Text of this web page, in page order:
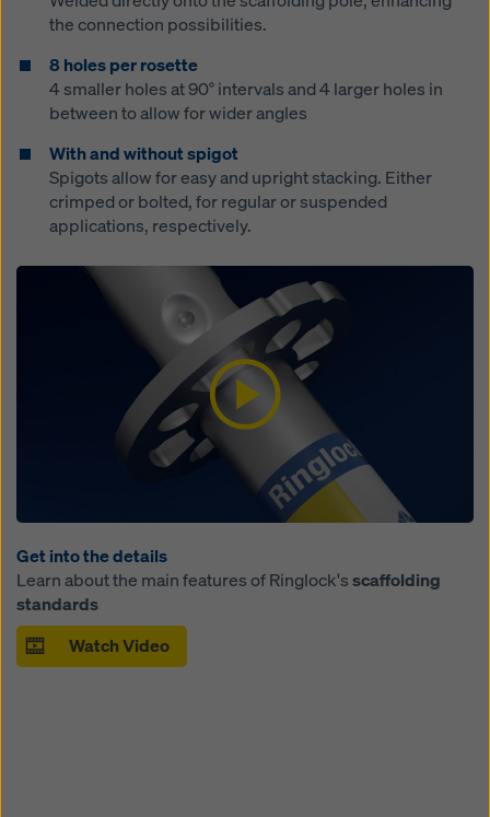
the connection possibilities.
8 holes per rosette
4 smaller holes at 90° intervals and 4 larger holes in
between to allow for wider angles
With and without spigot
Spigots allow for easy and upright stacking. Either
crimped or bolted, for regular or suspended
applications, respectively.
Open
Get into the details
Learn about the main features of Ringlock'sscaffolding
standards
Watch Video